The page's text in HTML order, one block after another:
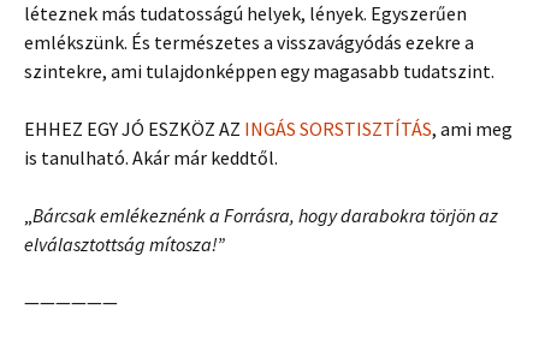
léteznek más tudatosságú helyek, lények. Egyszerűen
emlékszünk. És természetes a visszavágyódás ezekre a
szintekre, ami tulajdonképpen egy magasabb tudatszint.
EHHEZ EGY JÓ ESZKÖZ AZ INGÁS SORSTISZTÍTÁS, ami meg
is tanulható. Akár már keddtől.
„Bárcsak emlékeznénk a Forrásra, hogy darabokra törjön az
elválasztottság mítosza!”
——————